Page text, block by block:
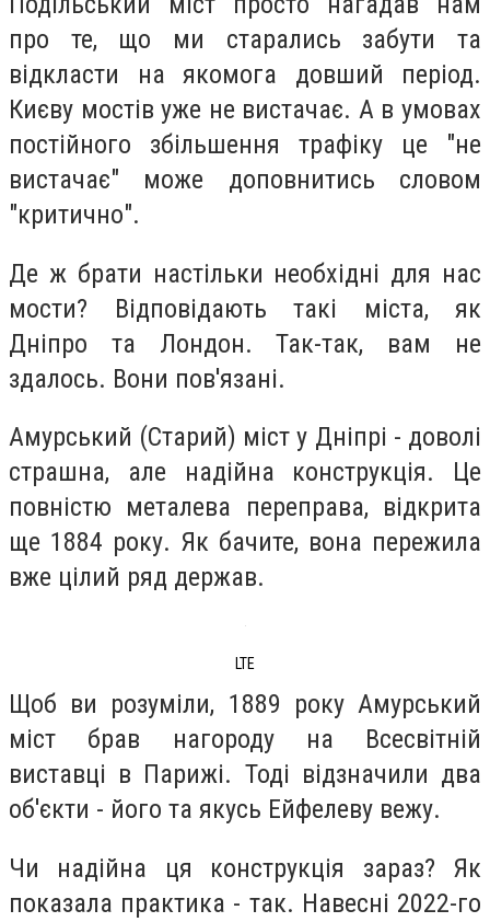
про те, що ми старались забути та
відкласти на якомога довший період.
Києву мостів уже не вистачає. А в умовах
постійного збільшення трафіку це "не
вистачає" може доповнитись словом
"критично".
Де ж брати настільки необхідні для нас
мости? Відповідають такі міста, як
Дніпро та Лондон. Так-так, вам не
здалось. Вони пов'язані.
Амурський (Старий) міст у Дніпрі - доволі
страшна, але надійна конструкція. Це
повністю металева переправа, відкрита
ще 1884 року. Як бачите, вона пережила
вже цілий ряд держав.
LTE
Щоб ви розуміли, 1889 року Амурський
міст брав нагороду на Всесвітній
виставці в Парижі. Тоді відзначили два
об'єкти - його та якусь Ейфелеву вежу.
Чи надійна ця конструкція зараз? Як
показала практика - так. Навесні 2022-го